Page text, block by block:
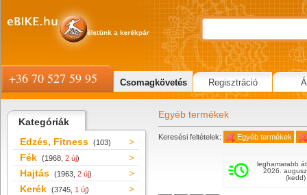
Kategóriák
Edzés, Fitness (103)
Fék (1968, 2 új)
Hajtás (1963, 2 új)
Kerék (3745, 1 új)
Egyéb termékek
Keresési feltételek: Egyéb termékek
leghamarabb
2026.
(kedd)
+36 70 527 59 95 Csomagkövetés Regisztráció